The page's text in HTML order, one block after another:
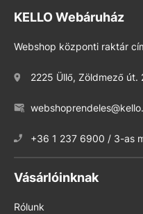
KELLO Webáruház
Webshop központi raktár
2225 Üllő, Zöldmező út.
+36 1 237 6900 / 3-as
Vásárlóinknak
Rólunk